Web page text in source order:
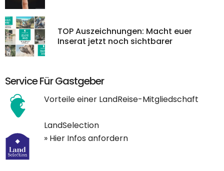
TOP Auszeichnungen: Macht euer
Inserat jetzt noch sichtbarer
Service Für Gastgeber
Vorteile einer LandReise-Mitgliedschaft
LandSelection
» Hier Infos anfordern